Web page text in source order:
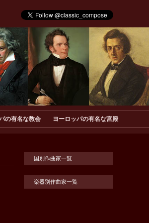
の有名な教会 ヨーロッパの有名な宮殿
国別作曲家一覧
楽器別作曲家一覧